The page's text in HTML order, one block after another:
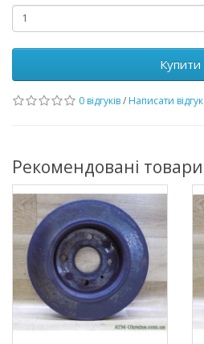
Купити
0 відгуків/ Написати відгук
Рекомендовані товари